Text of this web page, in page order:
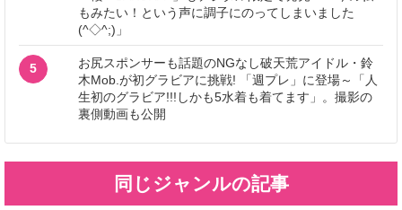
もみたい！という声に調子にのってしまいました
(^◇^;)」
5
お尻スポンサーも話題のNGなし破天荒アイドル・鈴
木Mob.が初グラビアに挑戦! 「週プレ」に登場～「人
生初のグラビア!!!しかも5水着も着てます」。撮影の
裏側動画も公開
同じジャンルの記事